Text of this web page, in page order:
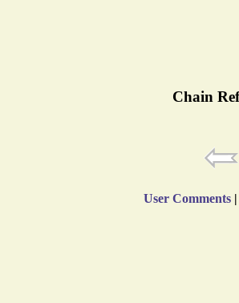
Chain
User Comments |